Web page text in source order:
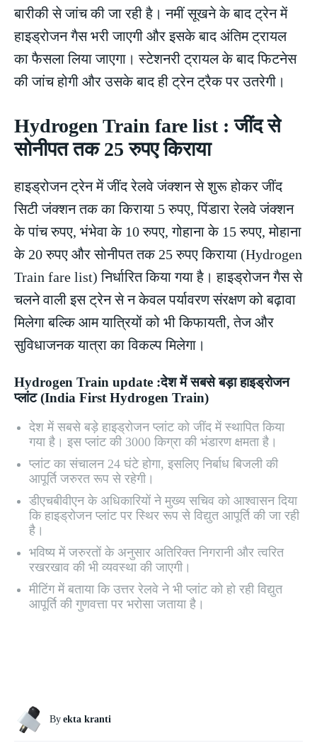
बारीकी से जांच की जा रही है। नमीं सूखने के बाद ट्रेन में
हाइड्रोजन गैस भरी जाएगी और इसके बाद अंतिम ट्रायल
का फैसला लिया जाएगा। स्टेशनरी ट्रायल के बाद फिटनेस
की जांच होगी और उसके बाद ही ट्रेन ट्रैक पर उतरेगी।
Hydrogen Train fare list : जींद से
सोनीपत तक 25 रुपए किराया
हाइड्रोजन ट्रेन में जींद रेलवे जंक्शन से शुरू होकर जींद
सिटी जंक्शन तक का किराया 5 रुपए, पिंडारा रेलवे जंक्शन
के पांच रुपए, भंभेवा के 10 रुपए, गोहाना के 15 रुपए, मोहाना
के 20 रुपए और सोनीपत तक 25 रुपए किराया (Hydrogen
Train fare list) निर्धारित किया गया है। हाइड्रोजन गैस से
चलने वाली इस ट्रेन से न केवल पर्यावरण संरक्षण को बढ़ावा
मिलेगा बल्कि आम यात्रियों को भी किफायती, तेज और
सुविधाजनक यात्रा का विकल्प मिलेगा।
Hydrogen Train update :देश में सबसे बड़ा हाइड्रोजन
प्लांट (India First Hydrogen Train)
देश में सबसे बड़े हाइड्रोजन प्लांट को जींद में स्थापित किया
गया है। इस प्लांट की 3000 किग्रा की भंडारण क्षमता है।
प्लांट का संचालन 24 घंटे होगा, इसलिए निर्बाध बिजली की
आपूर्ति जरुरत रूप से रहेगी।
डीएचबीवीएन के अधिकारियों ने मुख्य सचिव को आश्वासन दिया
कि हाइड्रोजन प्लांट पर स्थिर रूप से विद्युत आपूर्ति की जा रही
है।
भविष्य में जरुरतों के अनुसार अतिरिक्त निगरानी और त्वरित
रखरखाव की भी व्यवस्था की जाएगी।
मीटिंग में बताया कि उत्तर रेलवे ने भी प्लांट को हो रही विद्युत
आपूर्ति की गुणवत्ता पर भरोसा जताया है।
By ekta kranti